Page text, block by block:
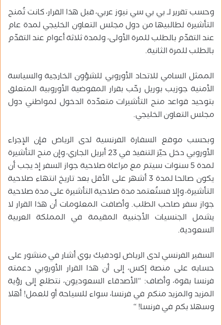
وحسب تقرير لـ بي بي سي نيوز عربي، قبل هذا القرار، كانت تُمنح
التأشيرة لطالبيها من دول مجلس التعاون الخليجي لمدة عام
عند التقدّم بالطلب للمرة الأولى، ولمدة ثلاثة أعوام عند التقدّم
بالطلب للمرة الثانية.
الممثل السامي للاتحاد الأوروبي للشؤون الخارجية والسياسة
الأمنية جوزيب بوريل رحّب بقرار المفوضية الأوروبية المتعلق
بتوحيد قواعد منح التأشيرات متعدّدة الدخول لمواطني دول
مجلس التعاون الخليجي.
وبحسب موقع السفارة الفرنسية لدى الرياض فإن الإجراء
الأوروبي دخل حيّز التنفيذ في 23 أبريل الجاري، وإن منح التأشيرة
لمدة 5 سنوات سيتم مع مراعاة صلاحية جواز السفر إذ يجب أن
يكون صالحا لمدة 3 أشهر على الأقل بعد تاريخ انتهاء صلاحية
التأشيرة، وإلا فستُعتمد مدة صلاحية التأشيرة على مدة صلاحية
جواز سفر صاحب الطلب. وأضافت المعلومات أن هذا القرار لا
يشمل الجنسيات الأجنبية المقيمة في المملكة العربية
السعودية.
السفير الفرنسي لدى الرياض لودفيك بوي أشار في منشور على
حسابه على منصة إكس، إلى أن هذا القرار الأوروبي دعمته
فرنسا بقوة، وأضاف: “الأصدقاء السعوديون، نتطلع إلى رؤية
المزيد والمزيد منكم في فرنسا، سواء للسياحة أو للعمل! أهلا
وسهلا بكم في فرنسا! “